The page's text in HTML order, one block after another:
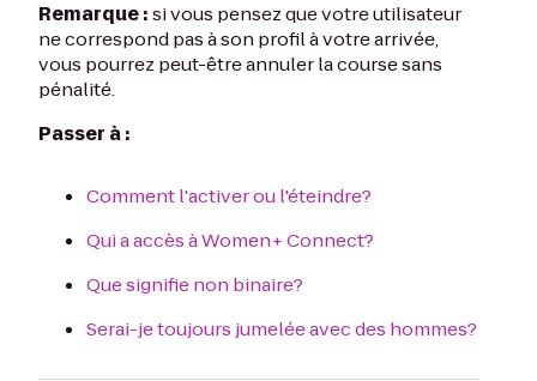
Remarque :si vous pensez que votre utilisateur
ne correspond pas à son profil à votre arrivée,
vous pourrez peut-être annuler la course sans
pénalité.
Passer à :
Comment l'activer ou l'éteindre?
Qui a accès à Women+ Connect?
Que signifie non binaire?
Serai-je toujours jumelée avec des hommes?